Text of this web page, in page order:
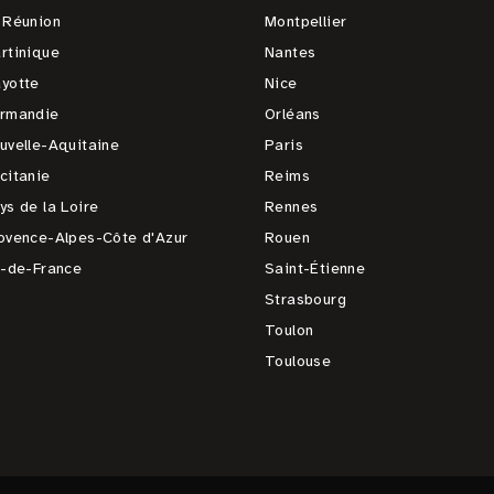
Aquitaine
de la Loire
Alpes-Côte d'Azur
de-France
Montpellier
Nantes
Nice
Orléans
Paris
Reims
Rennes
Rouen
Saint-Étienne
Strasbourg
Toulon
Toulouse